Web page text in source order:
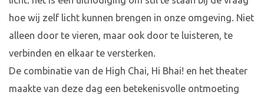
hoe wij zelf licht kunnen brengen in onze omgeving. Niet
alleen door te vieren, maar ook door te luisteren, te
verbinden en elkaar te versterken.
De combinatie van de High Chai, Hi Bhai! en het theater
maakte van deze dag een betekenisvolle ontmoeting